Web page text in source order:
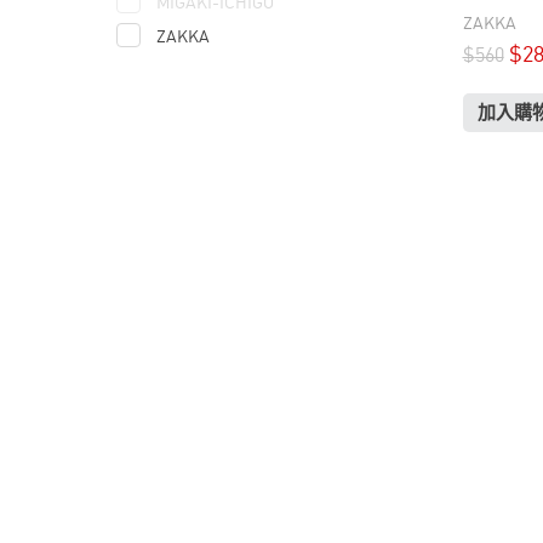
MIGAKI-ICHIGO
ZAKKA
ZAKKA
$560 $
加入購